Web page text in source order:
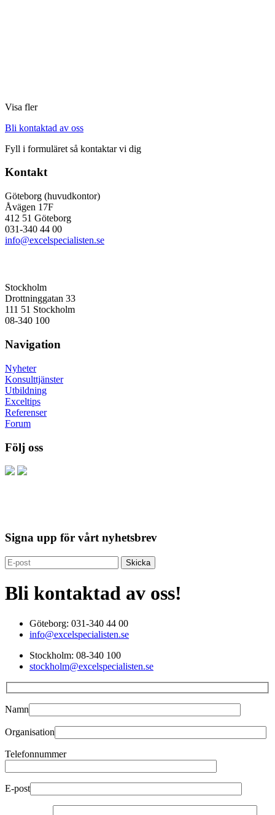
Visa fler
Bli kontaktad av oss
Fyll i formuläret så kontaktar vi dig
Kontakt
Göteborg (huvudkontor)
Åvägen 17F
412 51 Göteborg
031-340 44 00
info@excelspecialisten.se
Stockholm
Drottninggatan 33
111 51 Stockholm
08-340 100
Navigation
Nyheter
Konsulttjänster
Utbildning
Exceltips
Referenser
Forum
Följ oss
Signa upp för vårt nyhetsbrev
Bli kontaktad av oss!
Göteborg: 031-340 44 00
info@excelspecialisten.se
Stockholm: 08-340 100
stockholm@excelspecialisten.se
Namn
Organisation
Telefonnummer
E-post